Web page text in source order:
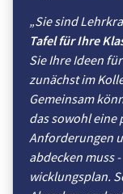
„Sie sind
Tafel für Ihre
Sie Ihre Ideen
zunächst im
Gemeinsam
das sowohl eine
Anforderungen
abdecken muss
wicklungs­plan.